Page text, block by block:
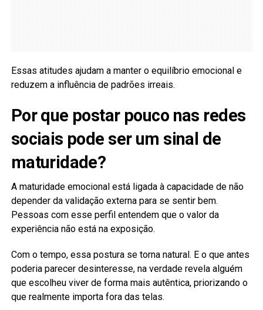
Essas atitudes ajudam a manter o equilíbrio emocional e
reduzem a influência de padrões irreais.
Por que postar pouco nas redes
sociais pode ser um sinal de
maturidade?
A maturidade emocional está ligada à capacidade de não
depender da validação externa para se sentir bem.
Pessoas com esse perfil entendem que o valor da
experiência não está na exposição.
Com o tempo, essa postura se torna natural. E o que antes
poderia parecer desinteresse, na verdade revela alguém
que escolheu viver de forma mais autêntica, priorizando o
que realmente importa fora das telas.